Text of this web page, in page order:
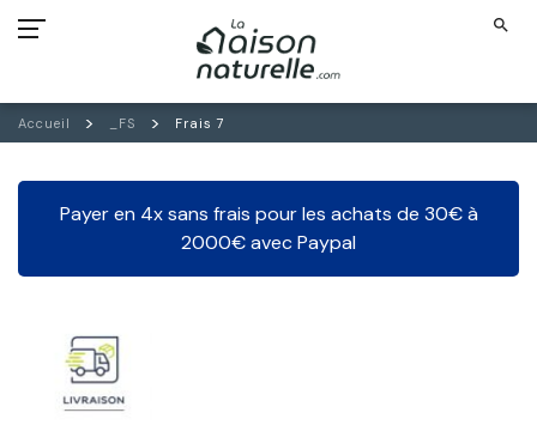
search
Accueil _FS Frais 7
Payer en 4x sans frais pour les achats de 30€ à
2000€ avec Paypal